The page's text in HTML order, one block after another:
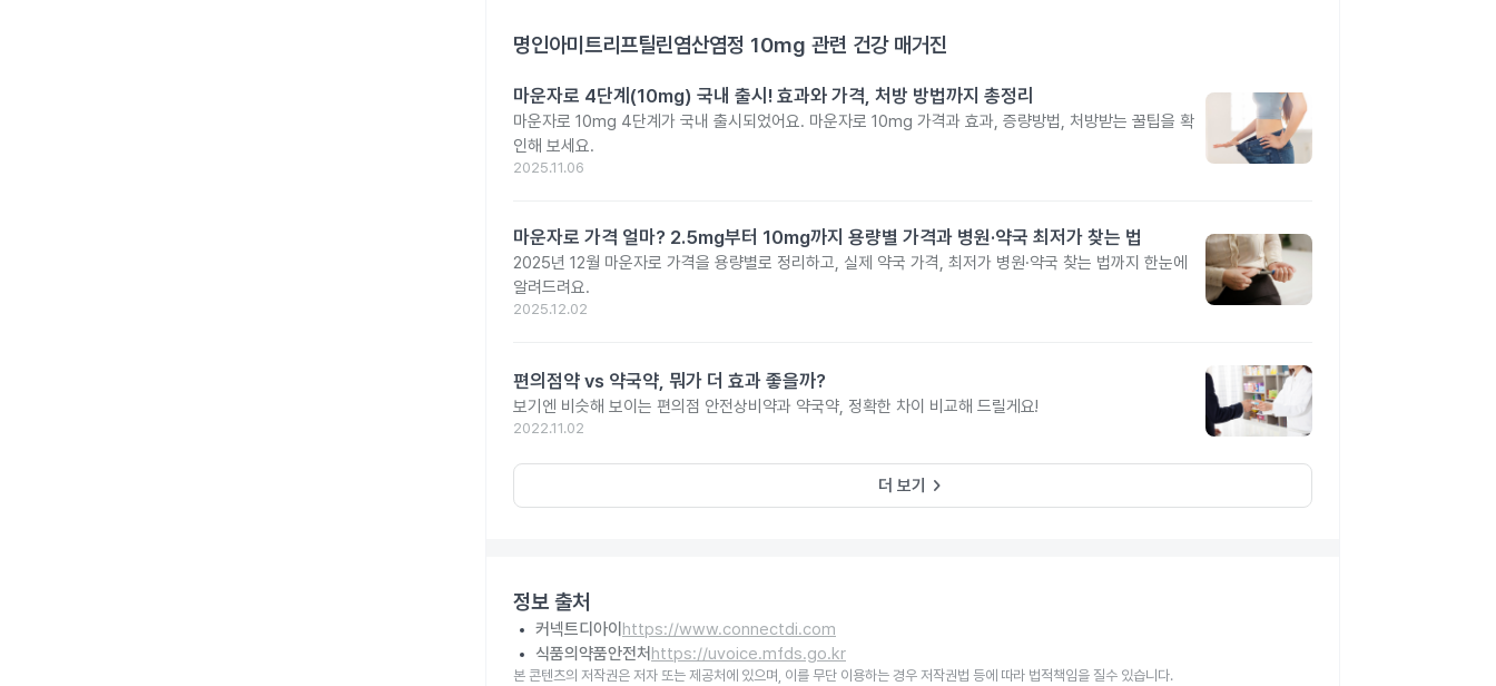
명인아미트리프틸린염산염정 10mg 관련 건강 매거진
마운자로 4단계(10mg) 국내 출시! 효과와 가격, 처방 방법까지 총정리
마운자로 10mg 4단계가 국내 출시되었어요. 마운자로 10mg 가격과 효과, 증량방법, 처방받는 꿀팁을 확
인해 보세요.
2025.11.06
마운자로 가격 얼마? 2.5mg부터 10mg까지 용량별 가격과 병원·약국 최저가 찾는 법
2025년 12월 마운자로 가격을 용량별로 정리하고, 실제 약국 가격, 최저가 병원·약국 찾는 법까지 한눈에
알려드려요.
2025.12.02
편의점약 vs 약국약, 뭐가 더 효과 좋을까?
보기엔 비슷해 보이는 편의점 안전상비약과 약국약, 정확한 차이 비교해 드릴게요!
2022.11.02
더 보기 keyboard_arrow_right
정보 출처
커넥트디아이 https://www.connectdi.com
식품의약품안전처 https://uvoice.mfds.go.kr
본 콘텐츠의 저작권은 저자 또는 제공처에 있으며, 이를 무단 이용하는 경우 저작권법 등에 따라 법적책임을 질수 있습니다.